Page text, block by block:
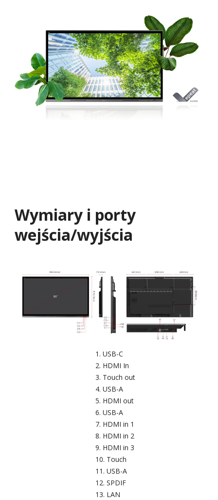
Wymiary i porty
wejścia/wyjścia
USB-C
HDMI In
Touch out
USB-A
HDMI out
USB-A
HDMI in 1
HDMI in 2
HDMI in 3
Touch
USB-A
SPDIF
LAN